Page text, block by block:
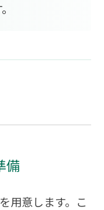
備
用意します。こ